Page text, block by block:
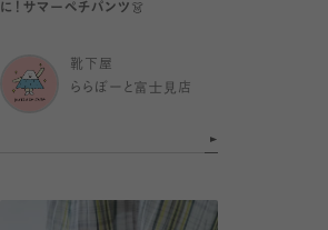
に！サマーペチパンツ👗
靴下屋
ららぽーと富士見店